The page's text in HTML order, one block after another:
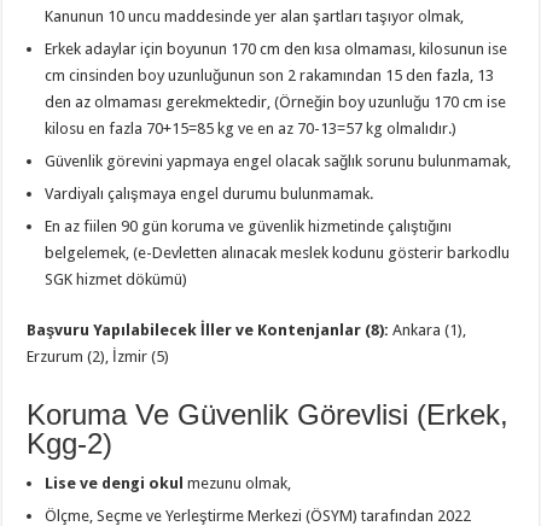
Kanunun 10 uncu maddesinde yer alan şartları taşıyor olmak,
Erkek adaylar için boyunun 170 cm den kısa olmaması, kilosunun ise
cm cinsinden boy uzunluğunun son 2 rakamından 15 den fazla, 13
den az olmaması gerekmektedir, (Örneğin boy uzunluğu 170 cm ise
kilosu en fazla 70+15=85 kg ve en az 70-13=57 kg olmalıdır.)
Güvenlik görevini yapmaya engel olacak sağlık sorunu bulunmamak,
Vardiyalı çalışmaya engel durumu bulunmamak.
En az fiilen 90 gün koruma ve güvenlik hizmetinde çalıştığını
belgelemek, (e-Devletten alınacak meslek kodunu gösterir barkodlu
SGK hizmet dökümü)
Başvuru Yapılabilecek İller ve Kontenjanlar (8):Ankara (1),
Erzurum (2), İzmir (5)
Koruma Ve Güvenlik Görevlisi (Erkek,
Kgg-2)
Lise ve dengi okulmezunu olmak,
Ölçme, Seçme ve Yerleştirme Merkezi (ÖSYM) tarafından 2022